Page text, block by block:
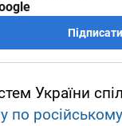
України
по